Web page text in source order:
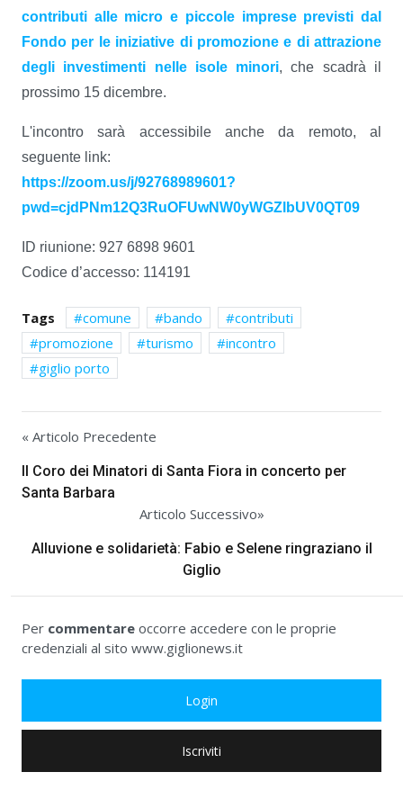
contributi alle micro e piccole imprese previsti dal
Fondo per le iniziative di promozione e di attrazione
degli investimenti nelle isole minori, che scadrà il
prossimo 15 dicembre.
L'incontro sarà accessibile anche da remoto, al
seguente link:
https://zoom.us/j/92768989601?
pwd=cjdPNm12Q3RuOFUwNW0yWGZlbUV0QT09
ID riunione: 927 6898 9601
Codice d’accesso: 114191
Tags comune bando
contributi
promozione
turismo
incontro
giglio porto
« Articolo Precedente
Il Coro dei Minatori di Santa Fiora in concerto per
Santa Barbara
Articolo Successivo»
Alluvione e solidarietà: Fabio e Selene ringraziano il
Giglio
Per commentare occorre accedere con le proprie
credenziali al sito www.giglionews.it
Login
Iscriviti